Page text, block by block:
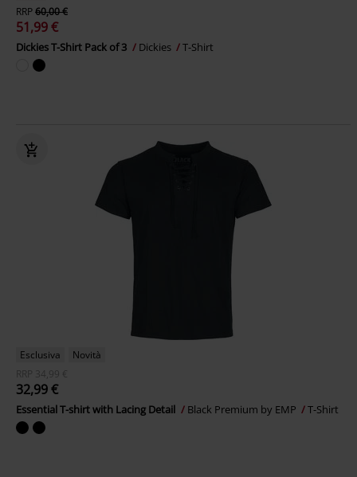
RRP60,00 €
51,99 €
Dickies T-Shirt Pack of 3 Dickies T-Shirt
Esclusiva
Novità
RRP
34,99 €
32,99 €
Essential T-shirt with Lacing Detail Black Premium by EMP T-Shirt